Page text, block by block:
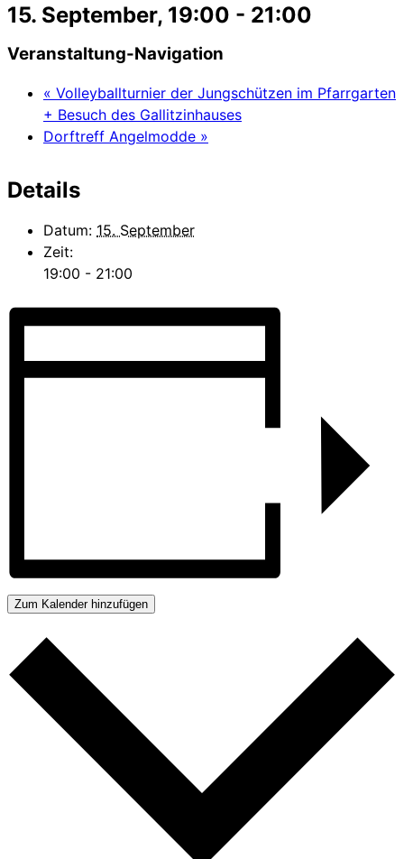
15. September, 19:00 - 21:00
Veranstaltung-Navigation
« Volleyballturnier der Jungschützen im Pfarrgarten
+ Besuch des Gallitzinhauses
Dorftreff Angelmodde »
Details
Datum: 15. September
Zeit:
19:00 - 21:00
Zum Kalender hinzufügen